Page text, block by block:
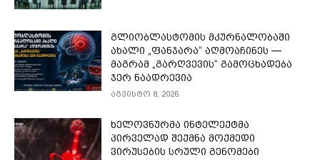
გლიობლასტომის მკურნალობაში
ახალი „ფანჯარა“ აღმოაჩინეს —
მაგრამ „გარღვევის“ გამოცხადება
ჯერ ნაადრევია
აგვისტო 8, 2026
ხელოვნურმა ინტელექტმა
პირველად შექმნა მოქმედი
ვირუსების სრული გენომები